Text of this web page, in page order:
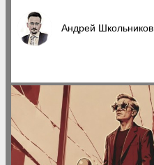
Андрей Школьников